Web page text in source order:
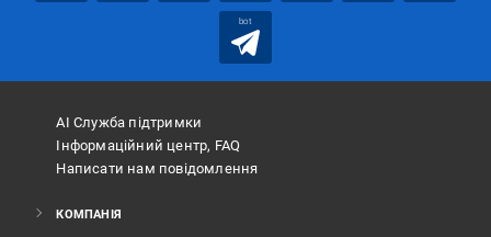
bot
АІ Служба підтримки
Інформаційний центр, FAQ
Написати нам повідомлення
КОМПАНІЯ